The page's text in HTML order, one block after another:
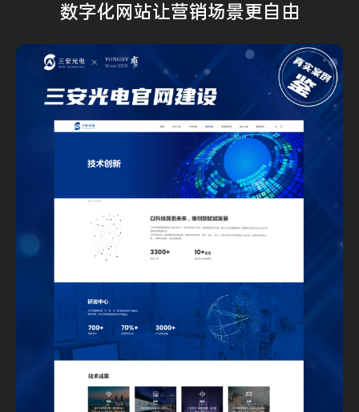
数字化网站让营销场景更自由